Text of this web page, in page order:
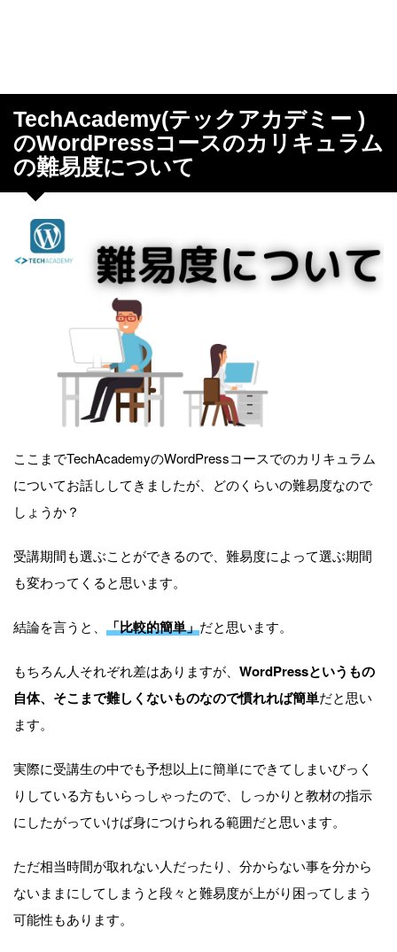
TechAcademy(テックアカデミー )
のWordPressコースのカリキュラム
の難易度について
ここまでTechAcademyのWordPressコースでのカリキュラム
についてお話ししてきましたが、どのくらいの難易度なので
しょうか？
受講期間も選ぶことができるので、難易度によって選ぶ期間
も変わってくると思います。
結論を言うと、 「比較的簡単」だと思います。
もちろん人それぞれ差はありますが、 WordPressというもの
自体、そこまで難しくないものなので慣れれば簡単だと思い
ます。
実際に受講生の中でも予想以上に簡単にできてしまいびっく
りしている方もいらっしゃったので、しっかりと教材の指示
にしたがっていけば身につけられる範囲だと思います。
ただ相当時間が取れない人だったり、分からない事を分から
ないままにしてしまうと段々と難易度が上がり困ってしまう
可能性もあります。